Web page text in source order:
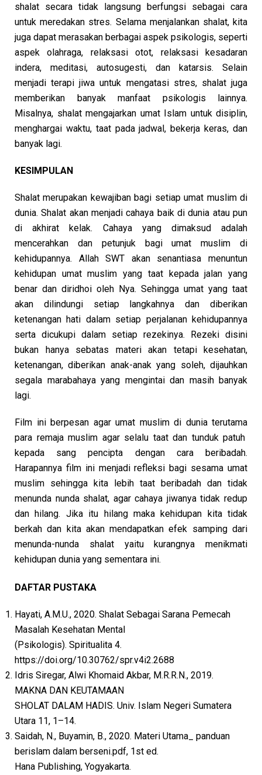
shalat secara tidak langsung berfungsi sebagai cara
untuk meredakan stres. Selama menjalankan shalat, kita
juga dapat merasakan berbagai aspek psikologis, seperti
aspek olahraga, relaksasi otot, relaksasi kesadaran
indera, meditasi, autosugesti, dan katarsis. Selain
menjadi terapi jiwa untuk mengatasi stres, shalat juga
memberikan banyak manfaat psikologis lainnya.
Misalnya, shalat mengajarkan umat Islam untuk disiplin,
menghargai waktu, taat pada jadwal, bekerja keras, dan
banyak lagi.
KESIMPULAN
Shalat merupakan kewajiban bagi setiap umat muslim di
dunia. Shalat akan menjadi cahaya baik di dunia atau pun
di akhirat kelak. Cahaya yang dimaksud adalah
mencerahkan dan petunjuk bagi umat muslim di
kehidupannya. Allah SWT akan senantiasa menuntun
kehidupan umat muslim yang taat kepada jalan yang
benar dan diridhoi oleh Nya. Sehingga umat yang taat
akan dilindungi setiap langkahnya dan diberikan
ketenangan hati dalam setiap perjalanan kehidupannya
serta dicukupi dalam setiap rezekinya. Rezeki disini
bukan hanya sebatas materi akan tetapi kesehatan,
ketenangan, diberikan anak-anak yang soleh, dijauhkan
segala marabahaya yang mengintai dan masih banyak
lagi.
Film ini berpesan agar umat muslim di dunia terutama
para remaja muslim agar selalu taat dan tunduk patuh
kepada sang pencipta dengan cara beribadah.
Harapannya film ini menjadi refleksi bagi sesama umat
muslim sehingga kita lebih taat beribadah dan tidak
menunda nunda shalat, agar cahaya jiwanya tidak redup
dan hilang. Jika itu hilang maka kehidupan kita tidak
berkah dan kita akan mendapatkan efek samping dari
menunda-nunda shalat yaitu kurangnya menikmati
kehidupan dunia yang sementara ini.
DAFTAR PUSTAKA
Hayati, A.M.U., 2020. Shalat Sebagai Sarana Pemecah
Masalah Kesehatan Mental
(Psikologis). Spiritualita 4.
https://doi.org/10.30762/spr.v4i2.2688
Idris Siregar, Alwi Khomaid Akbar, M.R.R.N., 2019.
MAKNA DAN KEUTAMAAN
SHOLAT DALAM HADIS. Univ. Islam Negeri Sumatera
Utara 11, 1–14.
Saidah, N., Buyamin, B., 2020. Materi Utama_ panduan
berislam dalam berseni.pdf, 1st ed.
Hana Publishing, Yogyakarta.